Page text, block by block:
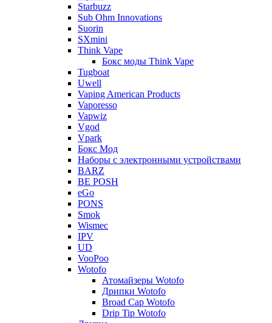
Starbuzz
Sub Ohm Innovations
Suorin
SXmini
Think Vape
Бокс моды Think Vape
Tugboat
Uwell
Vaping American Products
Vaporesso
Vapwiz
Vgod
Vpark
Бокс Мод
Наборы с электронными устройствами
BARZ
BE POSH
eGo
PONS
Smok
Wismec
IPV
UD
VooPoo
Wotofo
Атомайзеры Wotofo
Дрипки Wotofo
Broad Cap Wotofo
Drip Tip Wotofo